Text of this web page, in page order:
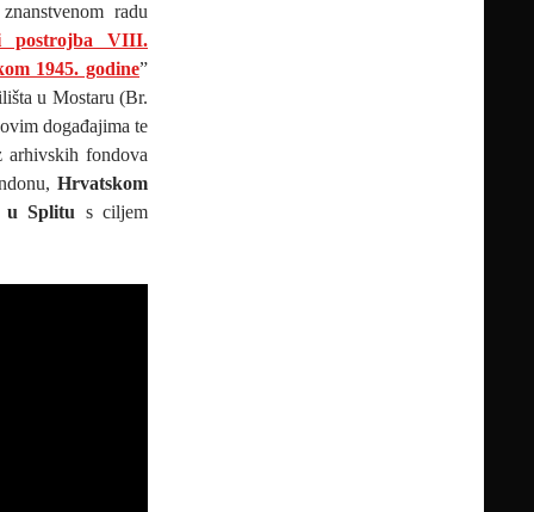
radu
postrojba VIII.
1945. godine”
u Mostaru (Br.
događajima te
arhivskih fondova
Hrvatskom
u Splitu s ciljem